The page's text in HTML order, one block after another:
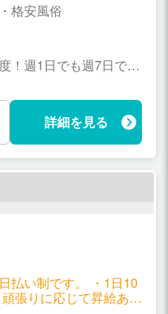
格安風俗
！週1日でも週7日でも
急出勤」も喜んで対応
～翌03:00の時間帯で
で大丈夫です！1日3時
題ありません！本当に
間を決めて下さいま
詳細を見る
払い制です。 ・1日10
張りに応じて昇給あり